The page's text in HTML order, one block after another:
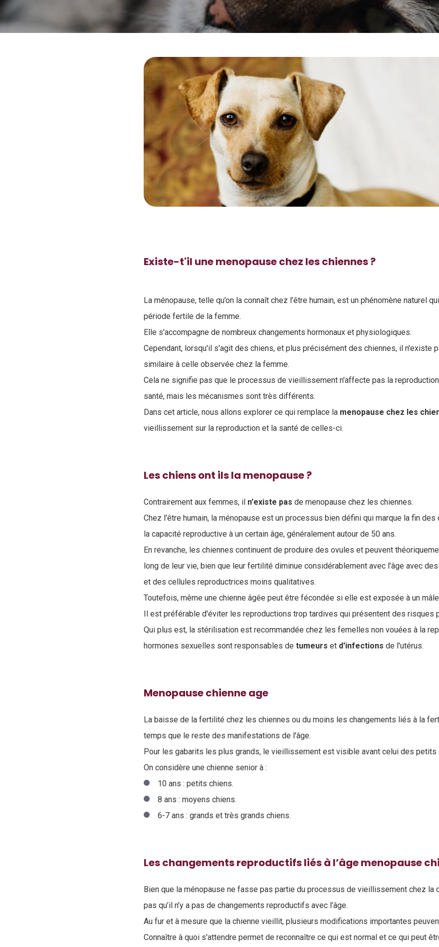
Existe-t'il une menopause chez les chiennes ?
La ménopause, telle qu’on la connaît chez l’être humain, est un phénomène naturel
période fertile de la femme.
Elle s'accompagne de nombreux changements hormonaux et physiologiques.
Cependant, lorsqu'il s'agit des chiens, et plus précisément des chiennes, il n'existe
similaire à celle observée chez la femme.
Cela ne signifie pas que le processus de vieillissement n'affecte pas la
santé, mais les mécanismes sont très différents.
Dans cet article, nous allons explorer ce qui remplace la menopause chez les
vieillissement sur la reproduction et la santé de celles-ci.
Les chiens ont ils la menopause ?
Contrairement aux femmes, il n'existe pas de menopause chez les chiennes.
Chez l'être humain, la ménopause est un processus bien défini qui marque la fin
la capacité reproductive à un certain âge, généralement autour de 50 ans.
En revanche, les chiennes continuent de produire des ovules et peuvent
long de leur vie, bien que leur fertilité diminue considérablement avec l’âge avec
et des cellules reproductrices moins qualitatives.
Toutefois, même une chienne âgée peut être fécondée si elle est exposée à un
Il est préférable d'éviter les reproductions trop tardives qui présentent des risques
Qui plus est, la stérilisation est recommandée chez les femelles non vouées à la
hormones sexuelles sont responsables de tumeurs et d'infections de l'utérus.
Menopause chienne age
La baisse de la fertilité chez les chiennes ou du moins les changements liés à la
temps que le reste des manifestations de l'âge.
Pour les gabarits les plus grands, le vieillissement est visible avant celui des petits
On considère une chienne senior à :
10 ans : petits chiens.
8 ans : moyens chiens.
6-7 ans : grands et très grands chiens.
Les changements reproductifs liés à l’âge menopause
Bien que la ménopause ne fasse pas partie du processus de vieillissement chez la
pas qu’il n’y a pas de changements reproductifs avec l’âge.
Au fur et à mesure que la chienne vieillit, plusieurs modifications importantes
Connaître à quoi s'attendre permet de reconnaître ce qui est normal et ce qui peut